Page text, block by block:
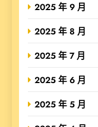
2025 年 9 月
2025 年 8 月
2025 年 7 月
2025 年 6 月
2025 年 5 月